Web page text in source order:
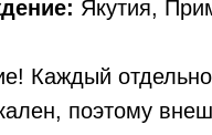
Якутия,
Каждый
поэтому